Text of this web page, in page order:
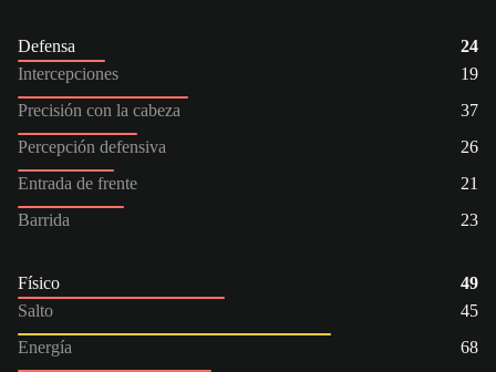
Defensa
24
Intercepciones
19
Precisión con la cabeza
37
Percepción defensiva
26
Entrada de frente
21
Barrida
23
Físico
49
Salto
45
Energía
68